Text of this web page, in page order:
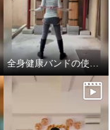
全身健康バンドの使い方